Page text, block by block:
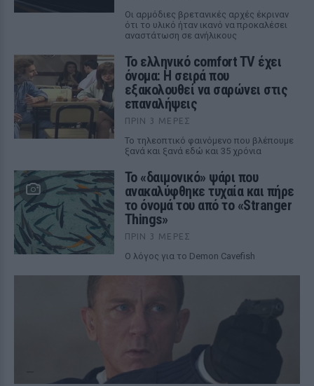
Οι αρμόδιες βρετανικές αρχές έκριναν
ότι το υλικό ήταν ικανό να προκαλέσει
αναστάτωση σε ανήλικους
Το ελληνικό comfort TV έχει
όνομα: Η σειρά που
εξακολουθεί να σαρώνει στις
επαναλήψεις
ΠΡΙΝ 3 ΜΈΡΕΣ
Το τηλεοπτικό φαινόμενο που βλέπουμε
ξανά και ξανά εδώ και 35 χρόνια
Το «δαιμονικό» ψάρι που
ανακαλύφθηκε τυχαία και πήρε
το όνομά του από το «Stranger
Things»
ΠΡΙΝ 3 ΜΈΡΕΣ
Ο λόγος για το Demon Cavefish